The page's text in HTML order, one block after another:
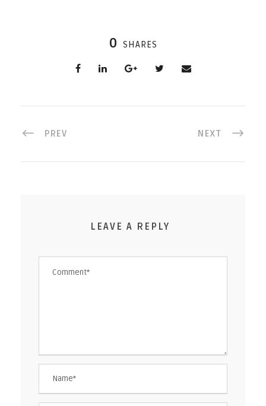
0 SHARES
PREV NEXT
LEAVE A REPLY